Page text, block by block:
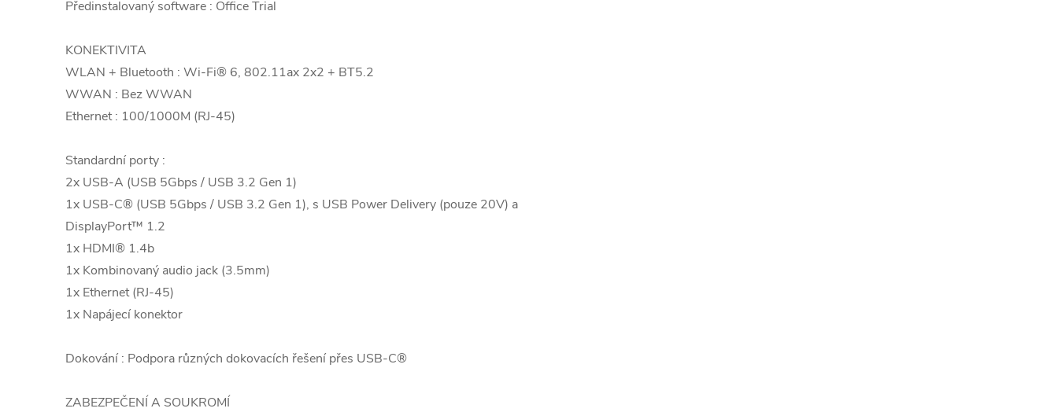
Předinstalovaný software : Office Trial
KONEKTIVITA
WLAN + Bluetooth : Wi-Fi® 6, 802.11ax 2x2 + BT5.2
WWAN : Bez WWAN
Ethernet : 100/1000M (RJ-45)
Standardní porty :
2x USB-A (USB 5Gbps / USB 3.2 Gen 1)
1x USB-C® (USB 5Gbps / USB 3.2 Gen 1), s USB Power Delivery (pouze 20V) a
DisplayPort™ 1.2
1x HDMI® 1.4b
1x Kombinovaný audio jack (3.5mm)
1x Ethernet (RJ-45)
1x Napájecí konektor
Dokování : Podpora různých dokovacích řešení přes USB-C®
ZABEZPEČENÍ A SOUKROMÍ